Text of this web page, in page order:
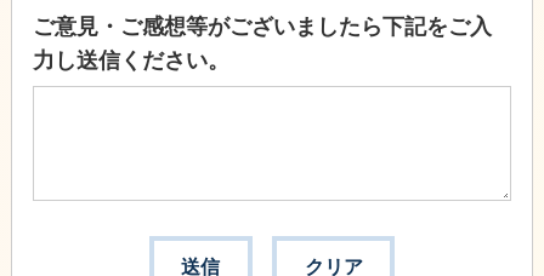
ご意見・ご感想等がございましたら下記をご入
力し送信ください。